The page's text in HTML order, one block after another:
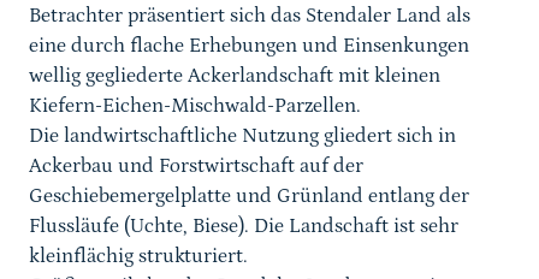
Betrachter präsentiert sich das Stendaler Land als
eine durch flache Erhebungen und Einsenkungen
wellig gegliederte Ackerlandschaft mit kleinen
Kiefern-Eichen-Mischwald-Parzellen.
Die landwirtschaftliche Nutzung gliedert sich in
Ackerbau und Forstwirtschaft auf der
Geschiebemergelplatte und Grünland entlang der
Flussläufe (Uchte, Biese). Die Landschaft ist sehr
kleinflächig strukturiert.